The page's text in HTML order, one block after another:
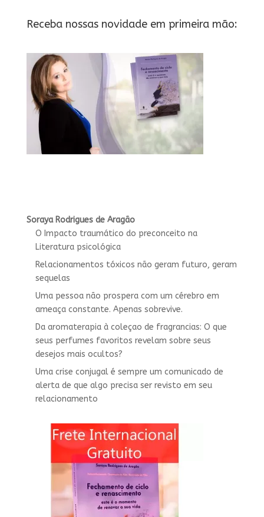
Receba nossas novidade em primeira mão:
Soraya Rodrigues de Aragão
O Impacto traumático do preconceito na
Literatura psicológica
Relacionamentos tóxicos não geram futuro, geram
sequelas
Uma pessoa não prospera com um cérebro em
ameaça constante. Apenas sobrevive.
Da aromaterapia à coleçao de fragrancias: O que
seus perfumes favoritos revelam sobre seus
desejos mais ocultos?
Uma crise conjugal é sempre um comunicado de
alerta de que algo precisa ser revisto em seu
relacionamento